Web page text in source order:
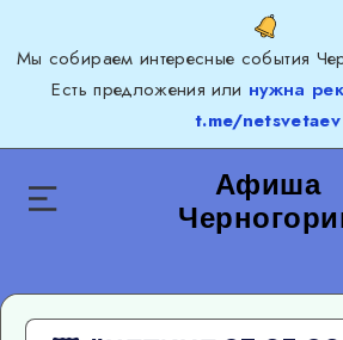
Мы собираем интересные события
Есть предложения или нужна
t.me/netsvetaev
Афиша